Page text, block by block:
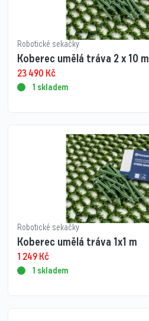
Robotické sekačky
Koberec umělá tráva 2 x 10 m
23 490 Kč
1 skladem
Robotické sekačky
Koberec umělá tráva 1x1 m
1 249Kč
1 skladem